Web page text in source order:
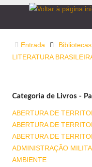
Entrada Bibliotecas
LITERATURA
Categoria de Livros -
ABERTURA DE
ABERTURA DE
ABERTURA DE
ADMINISTRAÇÃO
AMBIENTE